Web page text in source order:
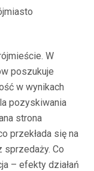
W
poszukuje
w wynikach
pozyskiwania
strona
przekłada się na
Co
– efekty działań